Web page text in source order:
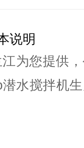
说明
为您提供
水搅拌机